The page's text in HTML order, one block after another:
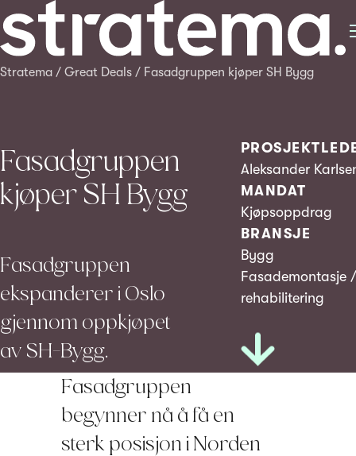
Stratema / Great Deals / Fasadgruppen kjøper SH Bygg
Fasadgruppen
kjøper SH Bygg
Fasadgruppen
ekspanderer i Oslo
gjennom oppkjøpet
av SH-Bygg.
Aleksander
MANDAT
Kjøpsoppdrag
BRANSJE
Bygg
Fasademontasje /
rehabilitering
Fasadgruppen
begynner nå å få en
sterk posisjon i Norden